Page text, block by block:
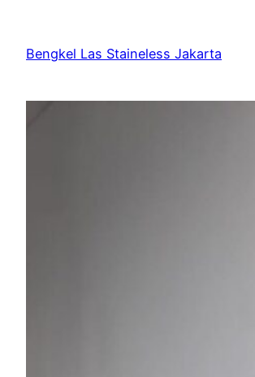
Bengkel Las Staineless Jakarta